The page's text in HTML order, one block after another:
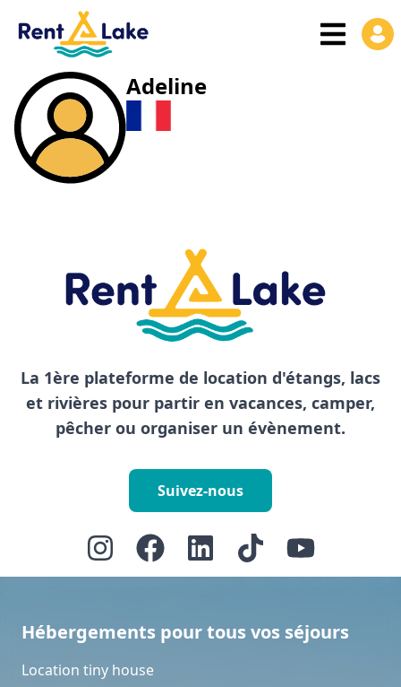
Adeline
La 1ère plateforme de location d'étangs, lacs
et rivières pour partir en vacances, camper,
pêcher ou organiser un évènement.
Suivez-nous
Hébergements pour tous vos séjours
Location tiny house